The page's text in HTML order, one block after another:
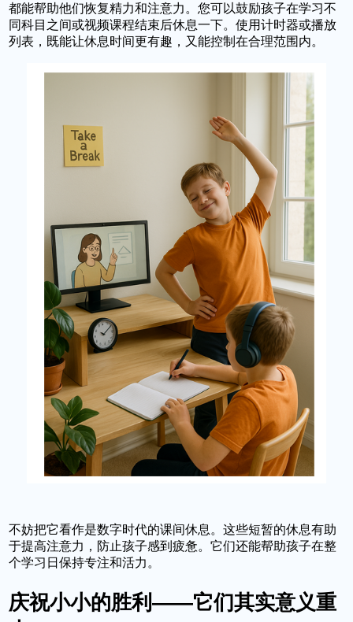
都能帮助他们恢复精力和注意力。您可以鼓励孩子在学习不
同科目之间或视频课程结束后休息一下。使用计时器或播放
列表，既能让休息时间更有趣，又能控制在合理范围内。
不妨把它看作是数字时代的课间休息。这些短暂的休息有助
于提高注意力，防止孩子感到疲惫。它们还能帮助孩子在整
个学习日保持专注和活力。
庆祝小小的胜利——它们其实意义重